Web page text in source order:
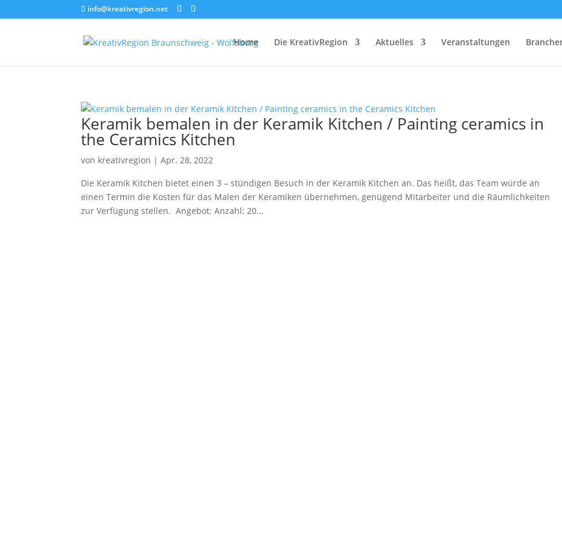
info@kreativregion.net
Home Die KreativRegion Aktuelles Veranstaltungen
Keramik bemalen in der Keramik Kitchen / Painting ceramics in
the Ceramics Kitchen
von kreativregion |Apr. 28, 2022
Die Keramik Kitchen bietet einen 3 – stündigen Besuch in der Keramik Kitchen an. Das heißt, das Team würde an
einen Termin die Kosten für das Malen der Keramiken übernehmen, genügend Mitarbeiter und die Räumlichkeiten
zur Verfügung stellen. Angebot: Anzahl: 20...